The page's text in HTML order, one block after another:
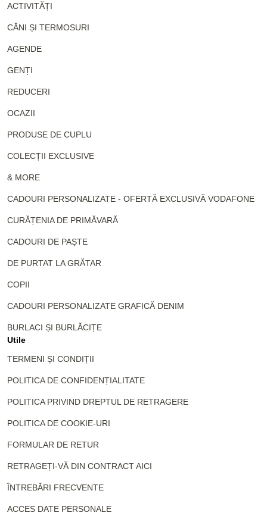
ACTIVITĂȚI
CĂNI ȘI TERMOSURI
AGENDE
GENȚI
REDUCERI
OCAZII
PRODUSE DE CUPLU
COLECȚII EXCLUSIVE
& MORE
CADOURI PERSONALIZATE - OFERTĂ EXCLUSIVĂ VODAFONE
CURĂȚENIA DE PRIMĂVARĂ
CADOURI DE PAȘTE
DE PURTAT LA GRĂTAR
COPII
CADOURI PERSONALIZATE GRAFICĂ DENIM
BURLACI ȘI BURLĂCIȚE
Utile
TERMENI ȘI CONDIȚII
POLITICA DE CONFIDENȚIALITATE
POLITICA PRIVIND DREPTUL DE RETRAGERE
POLITICA DE COOKIE-URI
FORMULAR DE RETUR
RETRAGEȚI-VĂ DIN CONTRACT AICI
ÎNTREBĂRI FRECVENTE
ACCES DATE PERSONALE